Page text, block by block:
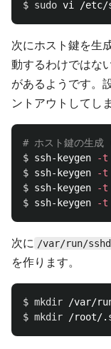
$ sudo
次にホスト鍵を生
動するわけではな
があるようです。
ントアウトしてし
# ホスト鍵の生成
$ ssh-keygen -t
$ ssh-keygen -t
$ ssh-keygen -t
$ ssh-keygen -t
次に /var/run/sshd
を作ります。
$ mkdir
$ mkdir